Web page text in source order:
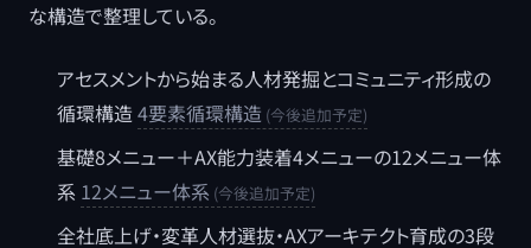
な構造で整理している。
アセスメントから始まる人材発掘とコミュニティ形成の
循環構造4要素循環構造
基礎8メニュー＋AX能力装着4メニューの12メニュー体
系 12メニュー体系
全社底上げ・変革人材選抜・AXアーキテクト育成の3段